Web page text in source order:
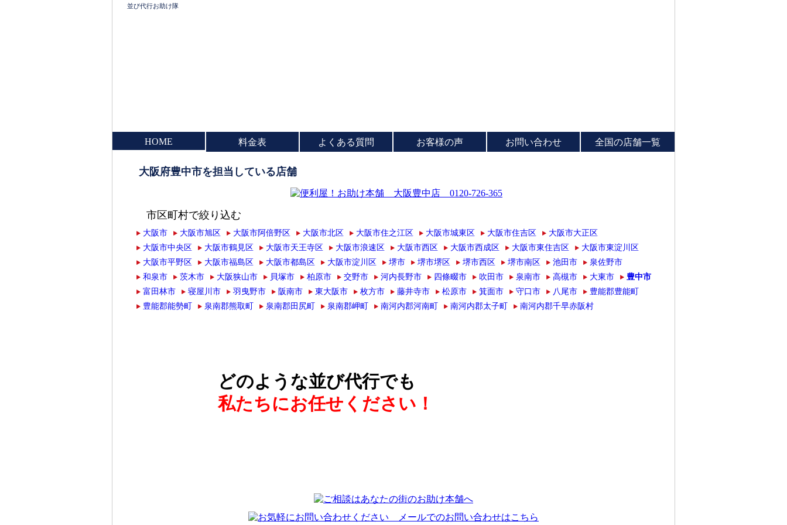
並び代行お助け隊
HOME 料金表 よくある質問 お客様の声 お問い合わせ 全国の店舗一覧
大阪府豊中市を担当している店舗
市区町村で絞り込む
大阪市 大阪市旭区 大阪市阿倍野区 大阪市北区 大阪市住之江区 大阪市城東区 大阪市住吉区
大阪市大正区
大阪市中央区
大阪市鶴見区 大阪市天王寺区 大阪市浪速区 大阪市西区 大阪市西成区 大阪市東住吉区
大阪市東淀川区
大阪市平野区
大阪市福島区 大阪市都島区 大阪市淀川区 堺市 堺市堺区 堺市西区 堺市南区 池田市
泉佐野市
和泉市
茨木市 大阪狭山市 貝塚市 柏原市 交野市 河内長野市 四條畷市 吹田市 泉南市 高槻市 大東市
豊中市
富田林市
寝屋川市 羽曳野市 阪南市 東大阪市 枚方市 藤井寺市 松原市 箕面市 守口市 八尾市
豊能郡豊能町
豊能郡能勢町
泉南郡熊取町 泉南郡田尻町 泉南郡岬町 南河内郡河南町 南河内郡太子町 南河内郡千早赤阪村
どのような並び代行でも
私たちにお任せください！